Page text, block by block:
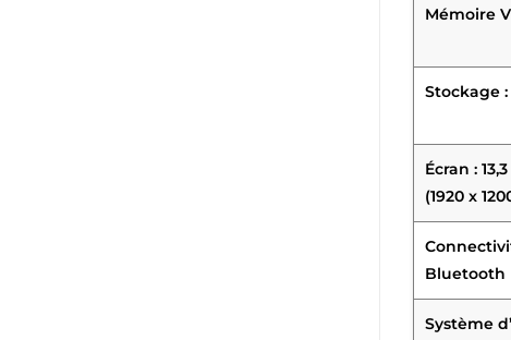
Mémoire
Stockage :
Écran :
(1920 x
Bluetooth
Système